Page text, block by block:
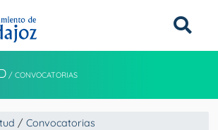
/ CONVOCATORIAS
/ Convocatorias